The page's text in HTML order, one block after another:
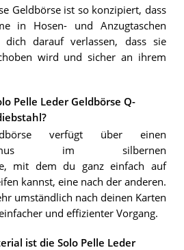
Geldbörse ist so konzipiert, dass
in Hosen- und Anzugtaschen
dich darauf verlassen, dass sie
wird und sicher an ihrem
Pelle Leder Geldbörse Q-
verfügt über einen
im silbernen
mit dem du ganz einfach auf
kannst, eine nach der anderen.
umständlich nach deinen Karten
und effizienter Vorgang.
ist die Solo Pelle Leder